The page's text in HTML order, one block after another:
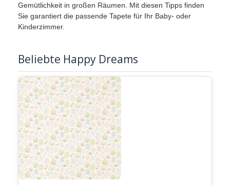
Gemütlichkeit in großen Räumen. Mit diesen Tipps finden
Sie garantiert die passende Tapete für Ihr Baby- oder
Kinderzimmer.
Beliebte Happy Dreams